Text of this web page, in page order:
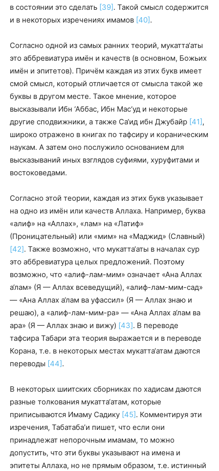
в состоянии это сделать [39]. Такой смысл содержится
и в некоторых изречениях имамов [40].
Согласно одной из самых ранних теорий, мукатта‘аты
это аббревиатура имён и качеств (в основном, Божьих
имён и эпитетов). Причём каждая из этих букв имеет
смой смысл, который отличается от смысла такой же
буквы в другом месте. Такое мнение, которое
высказывали Ибн ‘Аббас, Ибн Мас‘уд и некоторые
другие сподвижники, а также Са‘ид ибн Джубайр [41],
широко отражено в книгах по тафсиру и кораническим
наукам. А затем оно послужило основанием для
высказываний иных взглядов суфиями, хуруфитами и
востоковедами.
Согласно этой теории, каждая из этих букв указывает
на одно из имён или качеств Аллаха. Например, буква
«алиф» на «Аллах», «лам» на «Латиф»
(Проницательный) или «мим» на «Маджид» (Славный)
[42]. Также возможно, что мукатта‘аты в началах сур
это аббревиатура целых предложений. Поэтому
возможно, что «алиф-лам-мим» означает «Ана Аллах
а‘лам» (Я — Аллах всеведущий), «алиф-лам-мим-сад»
— «Ана Аллах а‘лам ва уфассил» (Я — Аллах знаю и
решаю), а «алиф-лам-мим-ра» — «Ана Аллах а‘лам ва
ара» (Я — Аллах знаю и вижу) [43]. В переводе
тафсира Табари эта теория выражается и в переводе
Корана, т.е. в некоторых местах мукатта‘атам даются
переводы [44].
В некоторых шиитских сборниках по хадисам даются
разные толкования мукатта‘атам, которые
приписываются Имаму Садику [45]. Комментируя эти
изречения, Табатаба’и пишет, что если они
принадлежат непорочным имамам, то можно
допустить, что эти буквы указывают на имена и
эпитеты Аллаха, но не прямым образом, т.е. истинный